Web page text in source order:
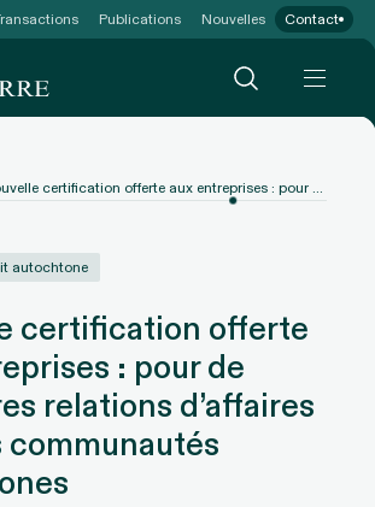
Publications Nouvelles Contact
Nouvelle certification offerte aux entreprises : pour de meilleures relations d’affaires avec les communautés autochtones
autochtone
certification offerte
: pour de
relations d’affaires
communautés